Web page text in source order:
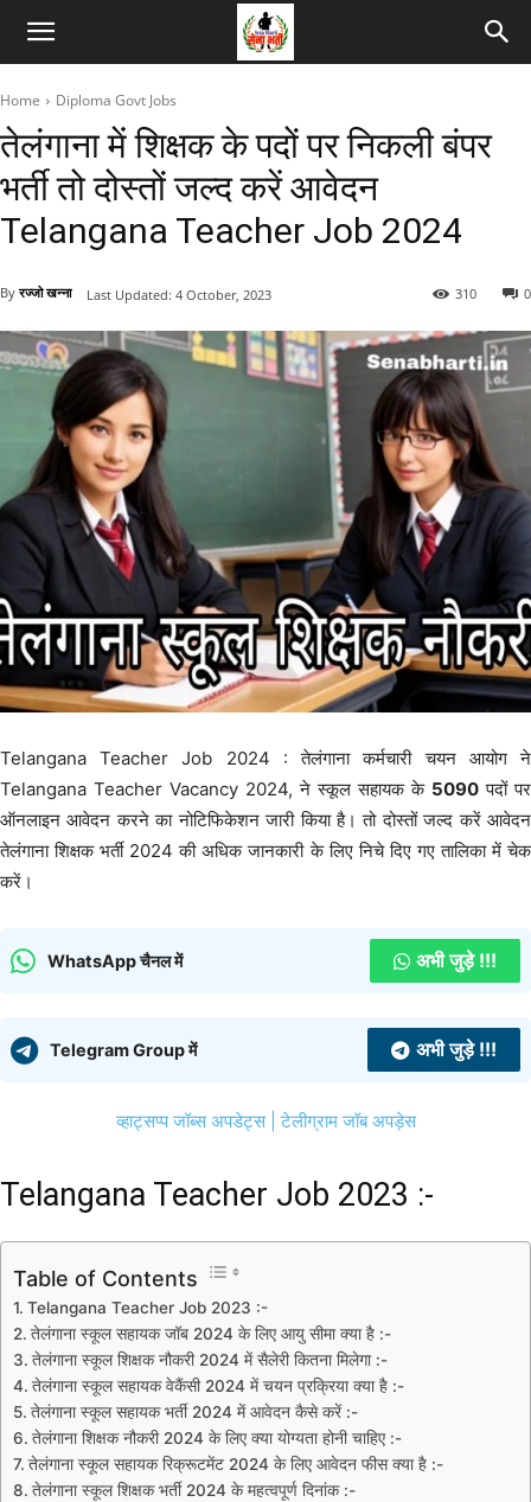
Home Diploma Govt Jobs
तेलंगाना में शिक्षक के पदों पर निकली बंपर
भर्ती तो दोस्तों जल्द करें आवेदन
Telangana Teacher Job 2024
By रज्जो खन्ना 0
310
Last Updated: 4 October, 2023
Telangana Teacher Job 2024 : तेलंगाना कर्मचारी चयन आयोग ने
Telangana Teacher Vacancy 2024, ने स्कूल सहायक के 5090 पदों पर
ऑनलाइन आवेदन करने का नोटिफिकेशन जारी किया है। तो दोस्तों जल्द करें आवेदन
तेलंगाना शिक्षक भर्ती 2024 की अधिक जानकारी के लिए निचे दिए गए तालिका में चेक
करें।
WhatsApp चैनल में अभी जुड़े !!!
Telegram Group में अभी जुड़े !!!
व्हाट्सप्प जॉब्स अपडेट्स | टेलीग्राम जॉब अपड़ेस
Telangana Teacher Job 2023 :-
Table of Contents
Telangana Teacher Job 2023 :-
तेलंगाना स्कूल सहायक जॉब 2024 के लिए आयु सीमा क्या है :-
तेलंगाना स्कूल शिक्षक नौकरी 2024 में सैलेरी कितना मिलेगा :-
तेलंगाना स्कूल सहायक वेकैंसी 2024 में चयन प्रक्रिया क्या है :-
तेलंगाना स्कूल सहायक भर्ती 2024 में आवेदन कैसे करें :-
तेलंगाना शिक्षक नौकरी 2024 के लिए क्या योग्यता होनी चाहिए :-
तेलंगाना स्कूल सहायक रिक्रूटमेंट 2024 के लिए आवेदन फीस क्या है :-
तेलंगाना स्कूल शिक्षक भर्ती 2024 के महत्वपूर्ण दिनांक :-